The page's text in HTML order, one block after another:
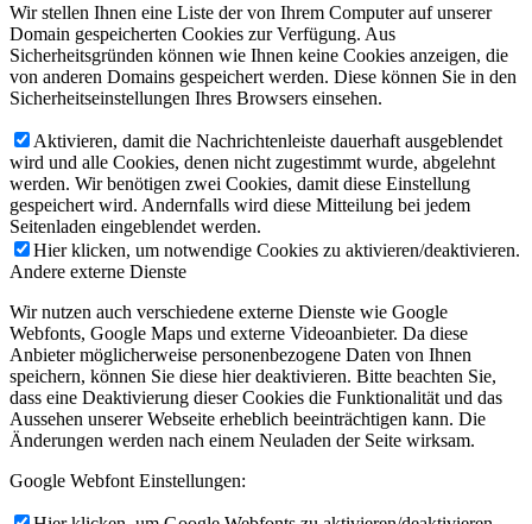
Wir stellen Ihnen eine Liste der von Ihrem Computer auf unserer
Domain gespeicherten Cookies zur Verfügung. Aus
Sicherheitsgründen können wie Ihnen keine Cookies anzeigen, die
von anderen Domains gespeichert werden. Diese können Sie in den
Sicherheitseinstellungen Ihres Browsers einsehen.
Aktivieren, damit die Nachrichtenleiste dauerhaft ausgeblendet
wird und alle Cookies, denen nicht zugestimmt wurde, abgelehnt
werden. Wir benötigen zwei Cookies, damit diese Einstellung
gespeichert wird. Andernfalls wird diese Mitteilung bei jedem
Seitenladen eingeblendet werden.
Hier klicken, um notwendige Cookies zu aktivieren/deaktivieren.
Andere externe Dienste
Wir nutzen auch verschiedene externe Dienste wie Google
Webfonts, Google Maps und externe Videoanbieter. Da diese
Anbieter möglicherweise personenbezogene Daten von Ihnen
speichern, können Sie diese hier deaktivieren. Bitte beachten Sie,
dass eine Deaktivierung dieser Cookies die Funktionalität und das
Aussehen unserer Webseite erheblich beeinträchtigen kann. Die
Änderungen werden nach einem Neuladen der Seite wirksam.
Google Webfont Einstellungen: